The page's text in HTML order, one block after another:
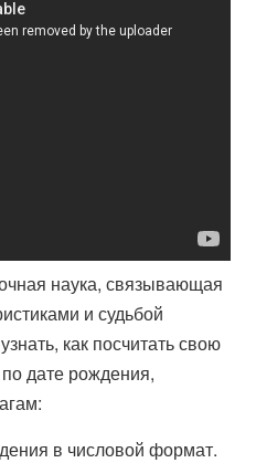
наука, связывающая
и судьбой
как посчитать свою
дате рождения,
в числовой формат.